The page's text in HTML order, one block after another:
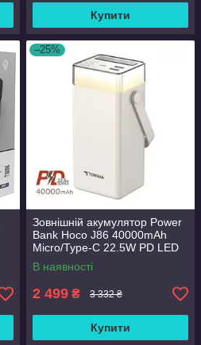
Купити
–25%
Зовнішній акумулятор Power
Bank Hoco J86 40000mAh
Micro/Type-C 22.5W PD LED
В наявності
2 499 ₴ 3 332 ₴
Купити